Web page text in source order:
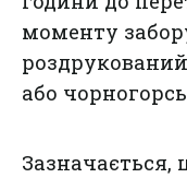
моменту
або
Зазначається,